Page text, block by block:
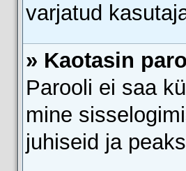
varjatud
» Kaotasin
Parooli ei saa
mine
juhiseid ja